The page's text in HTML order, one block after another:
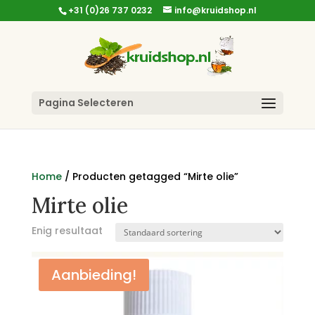
+31 (0)26 737 0232 info@kruidshop.nl
Pagina Selecteren
Home/ Producten getagged “Mirte olie”
Mirte olie
Enig resultaat
Aanbieding!